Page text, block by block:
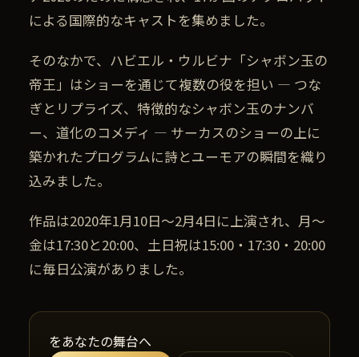
による国際的なキャストを集めました。
そのなかで、ハビエル・ウルビナ「シャボン玉の
帝王」はショーを通じて複数の役を担い — つな
ぎとリプライズ、特徴的なシャボン玉のナンバ
ー、道化のコメディ — サーカスのショーの上に
築かれたプログラムに詩とユーモアの瞬間を織り
込みました。
作品は2020年1月10日〜2月4日に上演され、月〜
金は17:30と20:00、土日祝は15:00・17:30・20:00
に毎日公演がありました。
をあなたの舞台へ